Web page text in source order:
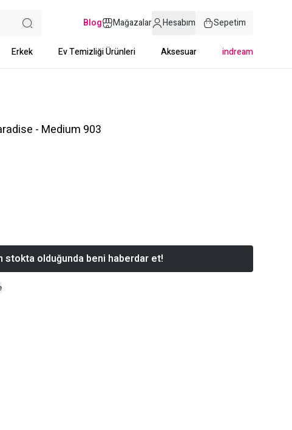
Blog Mağazalar Hesabım Sepetim
Erkek Ev Temizliği Ürünleri Aksesuar indream
- Medium 903
stokta olduğunda beni haberdar et!